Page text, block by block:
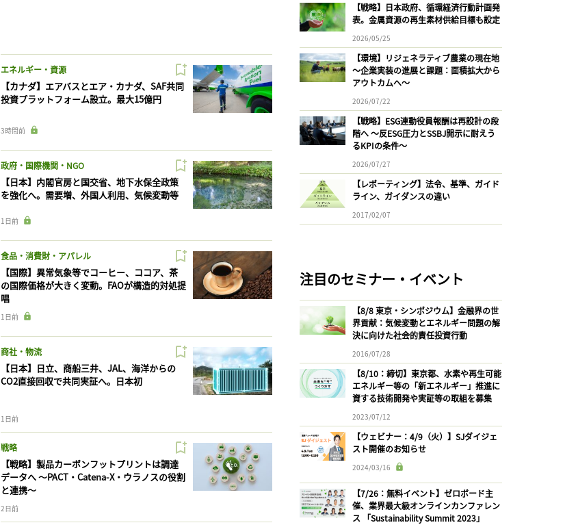
エネルギー・資源
【カナダ】エアバスとエア・カナダ、SAF共同
投資プラットフォーム設立。最大15億円
3時間前
政府・国際機関・NGO
【日本】内閣官房と国交省、地下水保全政策
を強化へ。需要増、外国人利用、気候変動等
1日前
食品・消費財・アパレル
【国際】異常気象等でコーヒー、ココア、茶
の国際価格が大きく変動。FAOが構造的対処提
唱
1日前
商社・物流
【日本】日立、商船三井、JAL、海洋からの
CO2直接回収で共同実証へ。日本初
1日前
戦略
【戦略】製品カーボンフットプリントは調達
データへ 〜PACT・Catena-X・ウラノスの役割
と連携〜
2日前
【戦略】日本政府、循環経済行動計画発
表。金属資源の再生素材供給目標も設定
2026/05/25
【環境】リジェネラティブ農業の現在地
〜企業実装の進展と課題：面積拡大から
アウトカムへ〜
2026/07/22
【戦略】ESG連動役員報酬は再設計の段
階へ 〜反ESG圧力とSSBJ開示に耐えう
るKPIの条件〜
2026/07/27
【レポーティング】法令、基準、ガイド
ライン、ガイダンスの違い
2017/02/07
注目のセミナー・イベント
【8/8 東京・シンポジウム】金融界の世
界貢献：気候変動とエネルギー問題の解
決に向けた社会的責任投資行動
2016/07/28
【8/10：締切】東京都、水素や再生可能
エネルギー等の「新エネルギー」推進に
資する技術開発や実証等の取組を募集
2023/07/12
【ウェビナー：4/9（火）】SJダイジェ
スト開催のお知らせ
2024/03/16
【7/26：無料イベント】ゼロボード主
催、業界最大級オンラインカンファレン
ス 「Sustainability Summit 2023」